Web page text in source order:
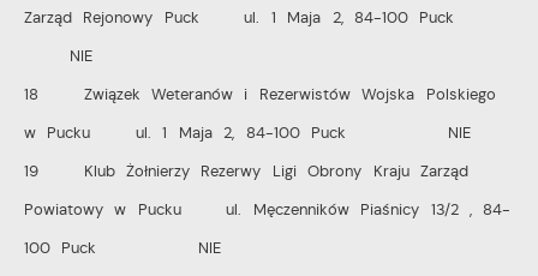
Zarząd Rejonowy Puck ul. 1 Maja 2, 84-100 Puck
NIE
18 Związek Weteranów i Rezerwistów Wojska Polskiego
w Pucku ul. 1 Maja 2, 84-100 Puck NIE
19 Klub Żołnierzy Rezerwy Ligi Obrony Kraju Zarząd
Powiatowy w Pucku ul. Męczenników Piaśnicy 13/2 , 84-
100 Puck NIE